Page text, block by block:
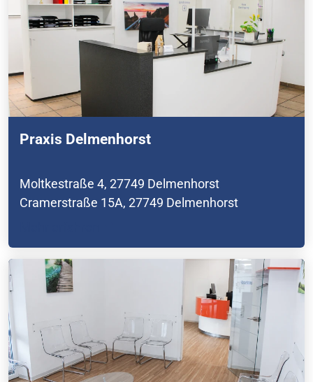
Praxis Delmenhorst
Moltkestraße 4, 27749 Delmenhorst
Cramerstraße 15A, 27749 Delmenhorst